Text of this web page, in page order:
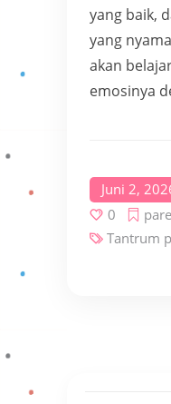
yang baik,
yang
akan
emosinya
Juni 2,
0
Tantrum